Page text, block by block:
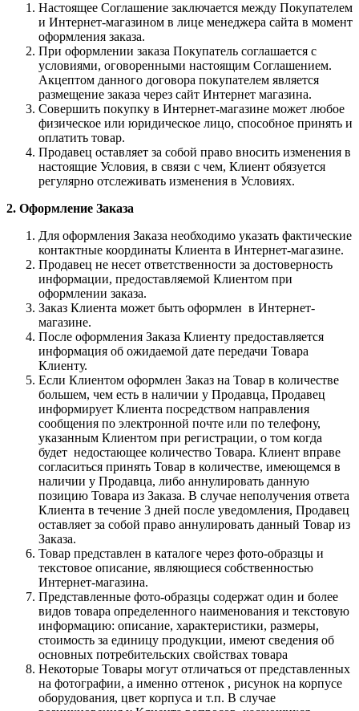
Настоящее Соглашение заключается между Покупателем
и Интернет-магазином в лице менеджера сайта в момент
оформления заказа.
При оформлении заказа Покупатель соглашается с
условиями, оговоренными настоящим Соглашением.
Акцептом данного договора покупателем является
размещение заказа через сайт Интернет магазина.
Совершить покупку в Интернет-магазине может любое
физическое или юридическое лицо, способное принять и
оплатить товар.
Продавец оставляет за собой право вносить изменения в
настоящие Условия, в связи с чем, Клиент обязуется
регулярно отслеживать изменения в Условиях.
2. Оформление Заказа
Для оформления Заказа необходимо указать фактические
контактные координаты Клиента в Интернет-магазине.
Продавец не несет ответственности за достоверность
информации, предоставляемой Клиентом при
оформлении заказа.
Заказ Клиента может быть оформлен в Интернет-
магазине.
После оформления Заказа Клиенту предоставляется
информация об ожидаемой дате передачи Товара
Клиенту.
Если Клиентом оформлен Заказ на Товар в количестве
большем, чем есть в наличии у Продавца, Продавец
информирует Клиента посредством направления
сообщения по электронной почте или по телефону,
указанным Клиентом при регистрации, о том когда
будет недостающее количество Товара. Клиент вправе
согласиться принять Товар в количестве, имеющемся в
наличии у Продавца, либо аннулировать данную
позицию Товара из Заказа. В случае неполучения ответа
Клиента в течение 3 дней после уведомления, Продавец
оставляет за собой право аннулировать данный Товар из
Заказа.
Товар представлен в каталоге через фото-образцы и
текстовое описание, являющиеся собственностью
Интернет-магазина.
Представленные фото-образцы содержат один и более
видов товара определенного наименования и текстовую
информацию: описание, характеристики, размеры,
стоимость за единицу продукции, имеют сведения об
основных потребительских свойствах товара
Некоторые Товары могут отличаться от представленных
на фотографии, а именно оттенок , рисунок на корпусе
оборудования, цвет корпуса и т.п. В случае